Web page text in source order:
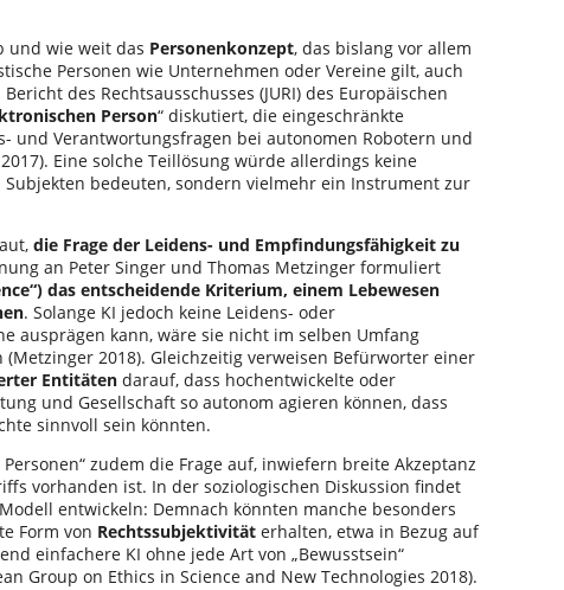
und wie weit das Personenkonzept, das bislang vor allem
Personen wie Unternehmen oder Vereine gilt, auch
des Rechtsausschusses (JURI) des Europäischen
Person“ diskutiert, die eingeschränkte
und Verantwortungsfragen bei autonomen Robotern und
Eine solche Teillösung würde allerdings keine
bedeuten, sondern vielmehr ein Instrument zur
die Frage der Leidens- und Empfindungsfähigkeit zu
an Peter Singer und Thomas Metzinger formuliert
das entscheidende Kriterium, einem Lebewesen
. Solange KI jedoch keine Leidens- oder
ausprägen kann, wäre sie nicht im selben Umfang
2018). Gleichzeitig verweisen Befürworter einer
Entitäten darauf, dass hochentwickelte oder
und Gesellschaft so autonom agieren können, dass
sinnvoll sein könnten.
zudem die Frage auf, inwiefern breite Akzeptanz
vorhanden ist. In der soziologischen Diskussion findet
entwickeln: Demnach könnten manche besonders
Form von Rechtssubjektivität erhalten, etwa in Bezug auf
einfachere KI ohne jede Art von „Bewusstsein“
Group on Ethics in Science and New Technologies 2018).